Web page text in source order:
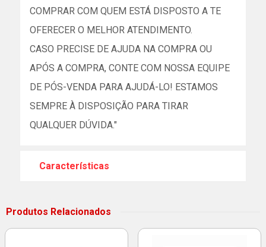
COMPRAR COM QUEM ESTÁ DISPOSTO A TE
OFERECER O MELHOR ATENDIMENTO.
CASO PRECISE DE AJUDA NA COMPRA OU
APÓS A COMPRA, CONTE COM NOSSA EQUIPE
DE PÓS-VENDA PARA AJUDÁ-LO! ESTAMOS
SEMPRE À DISPOSIÇÃO PARA TIRAR
QUALQUER DÚVIDA."
Características
Produtos Relacionados